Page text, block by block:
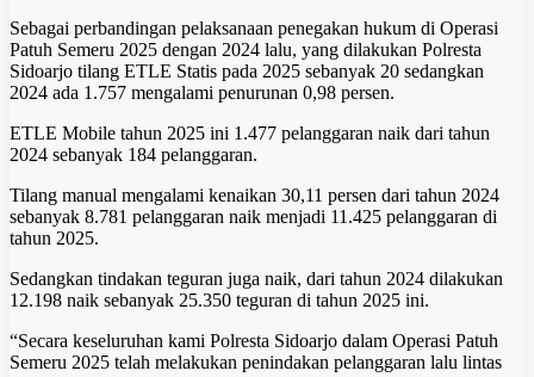
Sebagai perbandingan pelaksanaan penegakan hukum di Operasi
Patuh Semeru 2025 dengan 2024 lalu, yang dilakukan Polresta
Sidoarjo tilang ETLE Statis pada 2025 sebanyak 20 sedangkan
2024 ada 1.757 mengalami penurunan 0,98 persen.
ETLE Mobile tahun 2025 ini 1.477 pelanggaran naik dari tahun
2024 sebanyak 184 pelanggaran.
Tilang manual mengalami kenaikan 30,11 persen dari tahun 2024
sebanyak 8.781 pelanggaran naik menjadi 11.425 pelanggaran di
tahun 2025.
Sedangkan tindakan teguran juga naik, dari tahun 2024 dilakukan
12.198 naik sebanyak 25.350 teguran di tahun 2025 ini.
“Secara keseluruhan kami Polresta Sidoarjo dalam Operasi Patuh
Semeru 2025 telah melakukan penindakan pelanggaran lalu lintas